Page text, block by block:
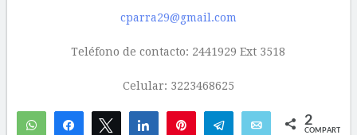
cparra29@gmail.com
Teléfono de contacto: 2441929 Ext 3518
Celular: 3223468625
WhatsAppCompartirTwittear Compartir Telegram Email 2
COMPARTIR